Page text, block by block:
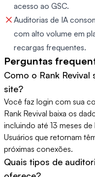
acesso ao GSC.
Auditorias de IA
com alto volume em
recargas frequentes.
Perguntas
Como o Rank
site?
Você faz login com sua
Rank Revival baixa os
incluindo até 13 meses
Usuários que retornam
próximas conexões.
Quais tipos de